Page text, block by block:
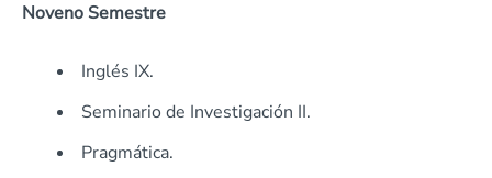
Noveno Semestre
Inglés IX.
Seminario de Investigación II.
Pragmática.